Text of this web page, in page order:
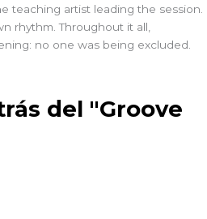
teaching artist leading the session.
rhythm.Throughout it all,
no one was being excluded.
del "Groove